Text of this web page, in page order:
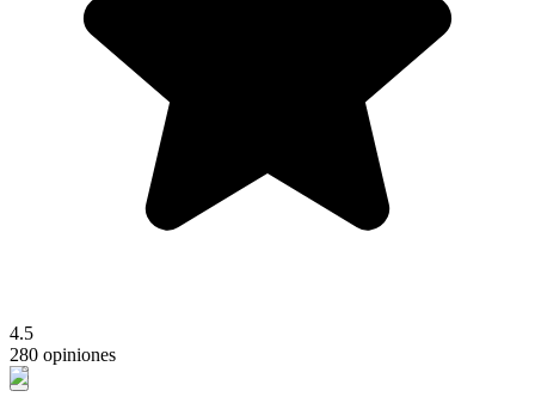
4.5
280 opiniones